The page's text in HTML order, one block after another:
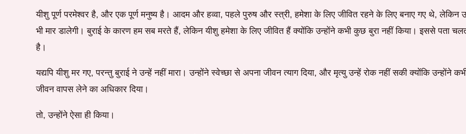
यीशु पूर्ण परमेश्वर है, और एक पूर्ण मनुष्य है। आदम और हव्वा, पहले पुरुष और स्त्री, हमेशा के लिए जीवित रहने के लिए बनाए गए थे, लेकिन
भी मार डालेगी। बुराई के कारण हम सब मरते हैं, लेकिन यीशु हमेशा के लिए जीवित हैं क्योंकि उन्होंने कभी कुछ बुरा नहीं किया। इससे पता
है।
यद्यपि यीशु मर गए, परन्तु बुराई ने उन्हें नहीं मारा। उन्होंने स्वेच्छा से अपना जीवन त्याग दिया, और मृत्यु उन्हें रोक नहीं सकी क्योंकि उन्होंने
जीवन वापस लेने का अधिकार दिया।
तो, उन्होंने ऐसा ही किया।